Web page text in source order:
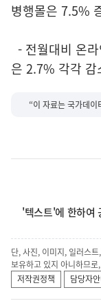
병행몰은 7.5%
- 전월대비 온
은 2.7% 각각 감
“이 자료는 국가데
'텍스트'에 한하여
단, 사진, 이미지, 일러스
보유하고 있지 아니하므
저작권정책
담당자